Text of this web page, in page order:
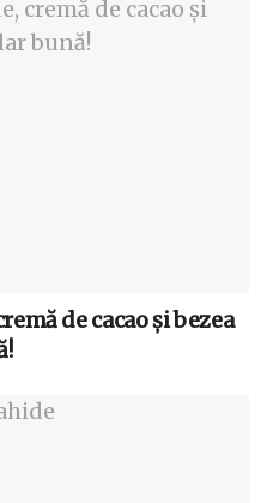
de cacao și bezea